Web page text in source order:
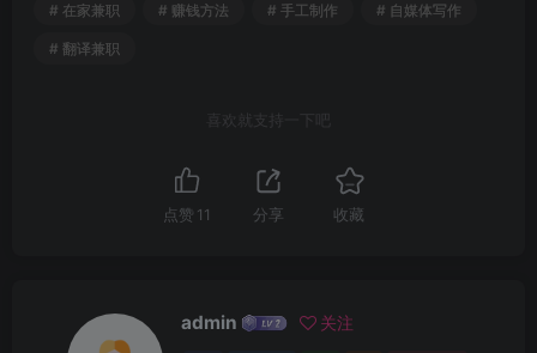
# 在家兼职 # 赚钱方法 # 手工制作 # 自媒体写作
# 翻译兼职
喜欢就支持一下吧
点赞 11 分享 收藏
admin 关注